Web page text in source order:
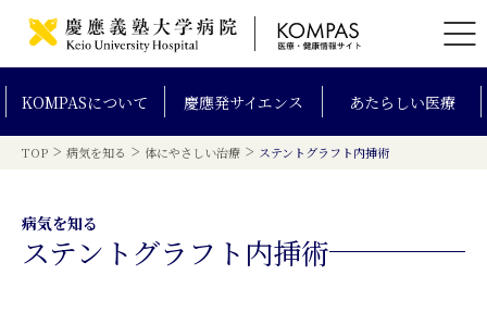
KOMPASについて 慶應発サイエンス あたらしい医療
TOP > 病気を知る > 体にやさしい治療 > ステントグラフト内挿術
病気を知る
ステントグラフト内挿術